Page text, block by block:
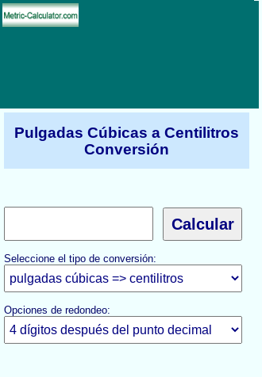
Pulgadas Cúbicas a Centilitros
Conversión
Seleccione el tipo de conversión:
Opciones de redondeo: